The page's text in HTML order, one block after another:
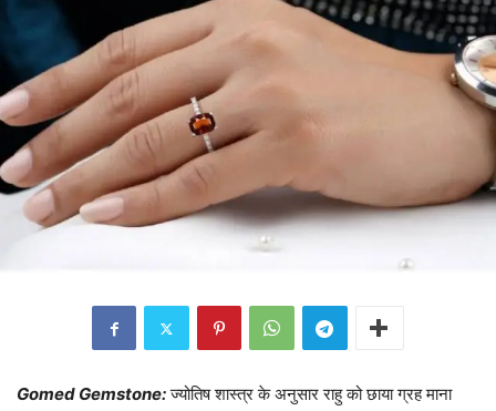
Gomed Gemstone:ज्योतिष शास्त्र के अनुसार राहु को छाया ग्रह माना